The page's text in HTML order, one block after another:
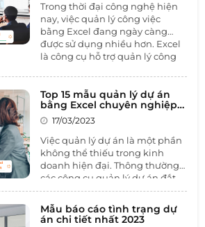
mục tiêu của mình.
Trong thời đại công nghệ hiện
nay, việc quản lý công việc
bằng Excel đang ngày càng
được sử dụng nhiều hơn. Excel
là công cụ hỗ trợ quản lý công
kế hoạch và phân bổ công việc
cho các thành viên trong nhóm.
Sau đây là top 8 mẫu quản lý
năm 2023. Hãy cùng 1BOSS tìm
hiểu qua bài viết dưới đây nhé.
Top 15 mẫu quản lý dự án
bằng Excel chuyên nghiệp
dành cho người mới
17/03/2023
Việc quản lý dự án là một phần
không thể thiếu trong kinh
doanh hiện đại. Thông thường,
các công cụ quản lý dự án đắt
tiền và phức tạp, tuy nhiên,
Excel vẫn được sử dụng phổ
biến như một công cụ giúp đỡ
Mẫu báo cáo tình trạng dự
án chi tiết nhất 2023